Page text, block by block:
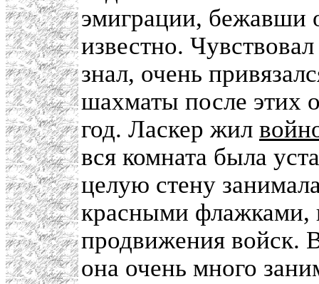
эмиграции, бежавши
известно.
знал, очень
шахматы после этих
год. Ласкер жил
вся комната была
целую стену
красными флажками,
продвижения войск.
она очень много